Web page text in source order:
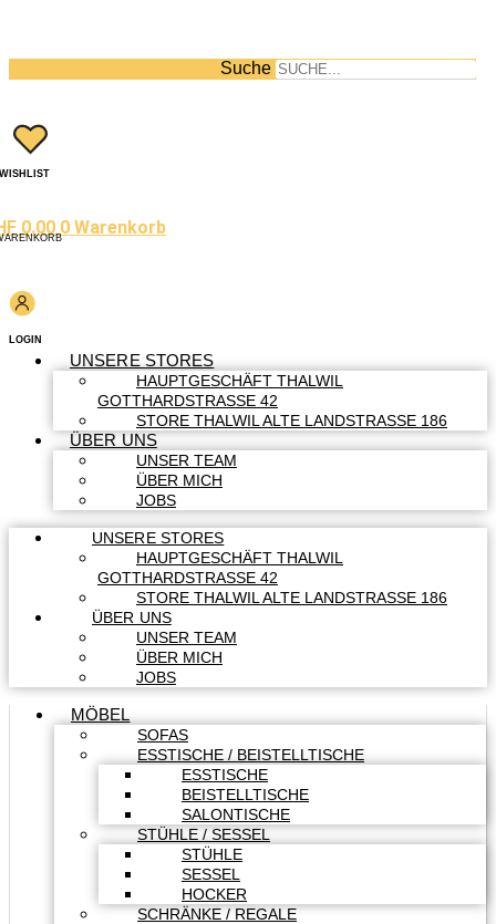
Suche
WISHLIST
0.00 0 Warenkorb
LOGIN
UNSERE STORES
HAUPTGESCHÄFT THALWIL
GOTTHARDSTRASSE 42
STORE THALWIL ALTE LANDSTRASSE 186
ÜBER UNS
UNSER TEAM
ÜBER MICH
JOBS
UNSERE STORES
HAUPTGESCHÄFT THALWIL
GOTTHARDSTRASSE 42
STORE THALWIL ALTE LANDSTRASSE 186
ÜBER UNS
UNSER TEAM
ÜBER MICH
JOBS
MÖBEL
SOFAS
ESSTISCHE / BEISTELLTISCHE
ESSTISCHE
BEISTELLTISCHE
SALONTISCHE
STÜHLE / SESSEL
STÜHLE
SESSEL
HOCKER
SCHRÄNKE / REGALE